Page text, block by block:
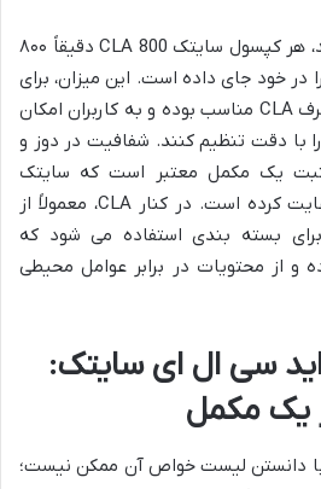
همانطور که پیشتر گفته شد، هر کپسول سایتک CLA 800 دقیقاً ۸۰۰
خود جای داده است. این میزان، برای
بسیاری از پروتکل های مصرف CLA مناسب بوده و به کاربران امکان
با دقت تنظیم کنند. شفافیت در دوز و
مثبت یک مکمل معتبر است که سایتک
نوتریشن به خوبی آن را رعایت کرده است. در کنار CLA، معمولاً از
بسته بندی استفاده می شود که
و از محتویات در برابر عوامل محیطی
سی ال ای سایتک:
یک مکمل
با دانستن لیست خواص آن ممکن نیست؛